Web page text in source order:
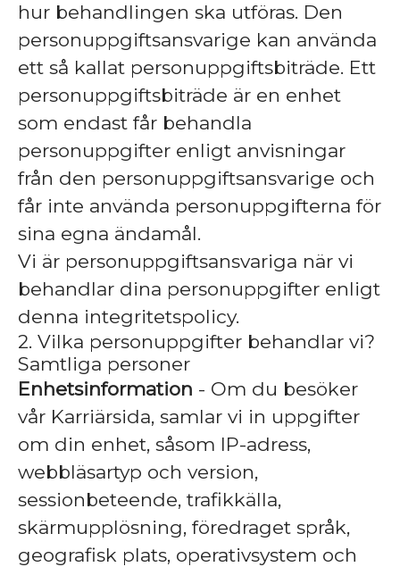
hur behandlingen ska utföras. Den
personuppgiftsansvarige kan använda
ett så kallat personuppgiftsbiträde. Ett
personuppgiftsbiträde är en enhet
som endast får behandla
personuppgifter enligt anvisningar
från den personuppgiftsansvarige och
får inte använda personuppgifterna för
sina egna ändamål.
Vi är personuppgiftsansvariga när vi
behandlar dina personuppgifter enligt
denna integritetspolicy.
2. Vilka personuppgifter behandlar vi?
Samtliga personer
Enhetsinformation - Om du besöker
vår Karriärsida, samlar vi in uppgifter
om din enhet, såsom IP-adress,
webbläsartyp och version,
sessionbeteende, trafikkälla,
skärmupplösning, föredraget språk,
geografisk plats, operativsystem och